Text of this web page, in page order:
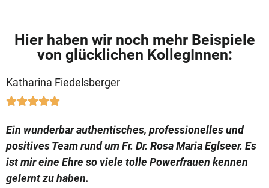
Hier haben wir noch mehr Beispiele
von glücklichen KollegInnen:
Katharina Fiedelsberger

Ein wunderbar authentisches, professionelles und
positives Team rund um Fr. Dr. Rosa Maria Eglseer. Es
ist mir eine Ehre so viele tolle Powerfrauen kennen
gelernt zu haben.